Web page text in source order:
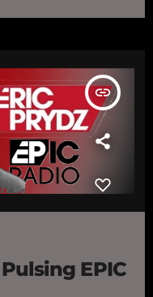
insert_link
EPIC